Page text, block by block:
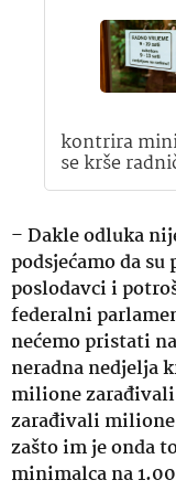
kontrira
se krše
–Dakle odluka
podsjećamo da
poslodavci i
federalni
nećemo pristati
neradna nedjelja
milione zarađivali
zarađivali milione
zašto im je onda
minimalca na